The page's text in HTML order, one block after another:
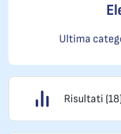
Ultima
Risultati (18)